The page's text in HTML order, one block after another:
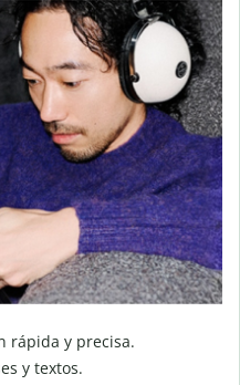
rápida y precisa.
y textos.